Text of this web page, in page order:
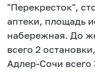
"Перекресток",
аптеки, площадь
набережная. До
всего 2
Адлер-Сочи